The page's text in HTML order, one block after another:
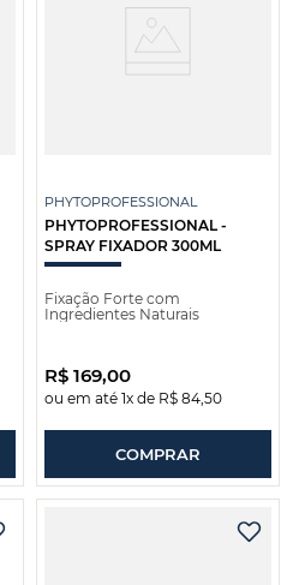
PHYTOPROFESSIONAL
PHYTOPROFESSIONAL -
SPRAY FIXADOR 300ML
Fixação Forte com
Ingredientes Naturais
R$ 169,00
ou em até 1x de R$ 84,50
COMPRAR